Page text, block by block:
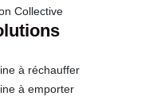
Collective
à réchauffer
à emporter